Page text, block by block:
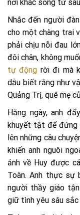
nơi khác sống từ
Nhắc đến người
cho một chàng trai
phải chịu nỗi đau
đôi chân, không
tự động rời đi mà
dẫu biết rằng như
Quảng Trị, quê mẹ
Hằng ngày, anh
khuyết tật để đứng
lên những câu
khiến anh nguôi
ảnh về Huy được
Toàn. Anh thực sự
người thầy giáo
giữ tình yêu sâu